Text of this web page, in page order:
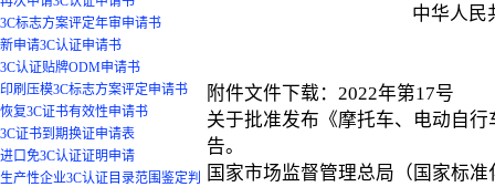
3C标志方案评定年审申请书
新申请3C认证申请书
3C认证贴牌ODM申请书
印刷压模3C标志方案评定申请书
恢复3C证书有效性申请书
3C证书到期换证申请表
进口免3C认证证明申请
生产性企业3C认证目录范围鉴定判
中华人民
附件文件下载：2022年第17号
关于批准发布《摩托车、电动自
告。
国家市场监督管理总局（国家标